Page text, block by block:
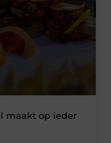
maakt op ieder